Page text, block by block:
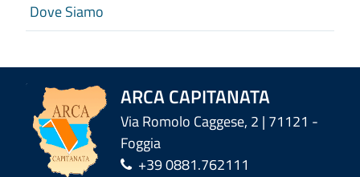
Dove Siamo
ARCA CAPITANATA
Via Romolo Caggese, 2 | 71121 -
Foggia
+39 0881.762111